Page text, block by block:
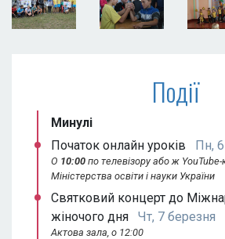
Події
Минулі
Початок онлайн уроків
Пн,
О 10:00 по телевізору або ж YouTube-
Міністерства освіти і науки України
Святковий концерт до
жіночого дня
Чт, 7 березня
Актова зала, о 12:00